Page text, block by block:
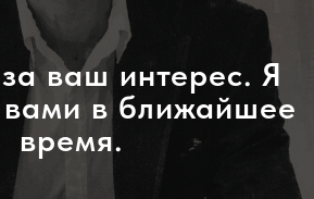
ваш интерес. Я
вами в ближайшее
время.